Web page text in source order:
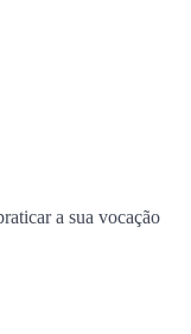
a sua vocação